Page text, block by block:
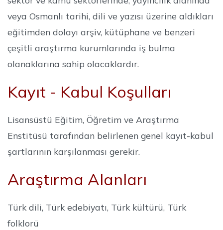
veya Osmanlı tarihi, dili ve yazısı üzerine aldıkları
eğitimden dolayı arşiv, kütüphane ve benzeri
çeşitli araştırma kurumlarında iş bulma
olanaklarına sahip olacaklardır.
Kayıt - Kabul Koşulları
Lisansüstü Eğitim, Öğretim ve Araştırma
Enstitüsü tarafından belirlenen genel kayıt-kabul
şartlarının karşılanması gerekir.
Araştırma Alanları
Türk dili, Türk edebiyatı, Türk kültürü, Türk
folklorü